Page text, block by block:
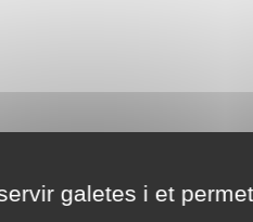
galetes i et